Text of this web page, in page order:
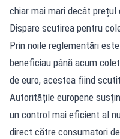
chiar mai mari decât prețul
Dispare scutirea pentru
Prin noile reglementări
beneficiau până acum
de euro, acestea fiind
Autoritățile europene
un control mai eficient al
direct către consumatori